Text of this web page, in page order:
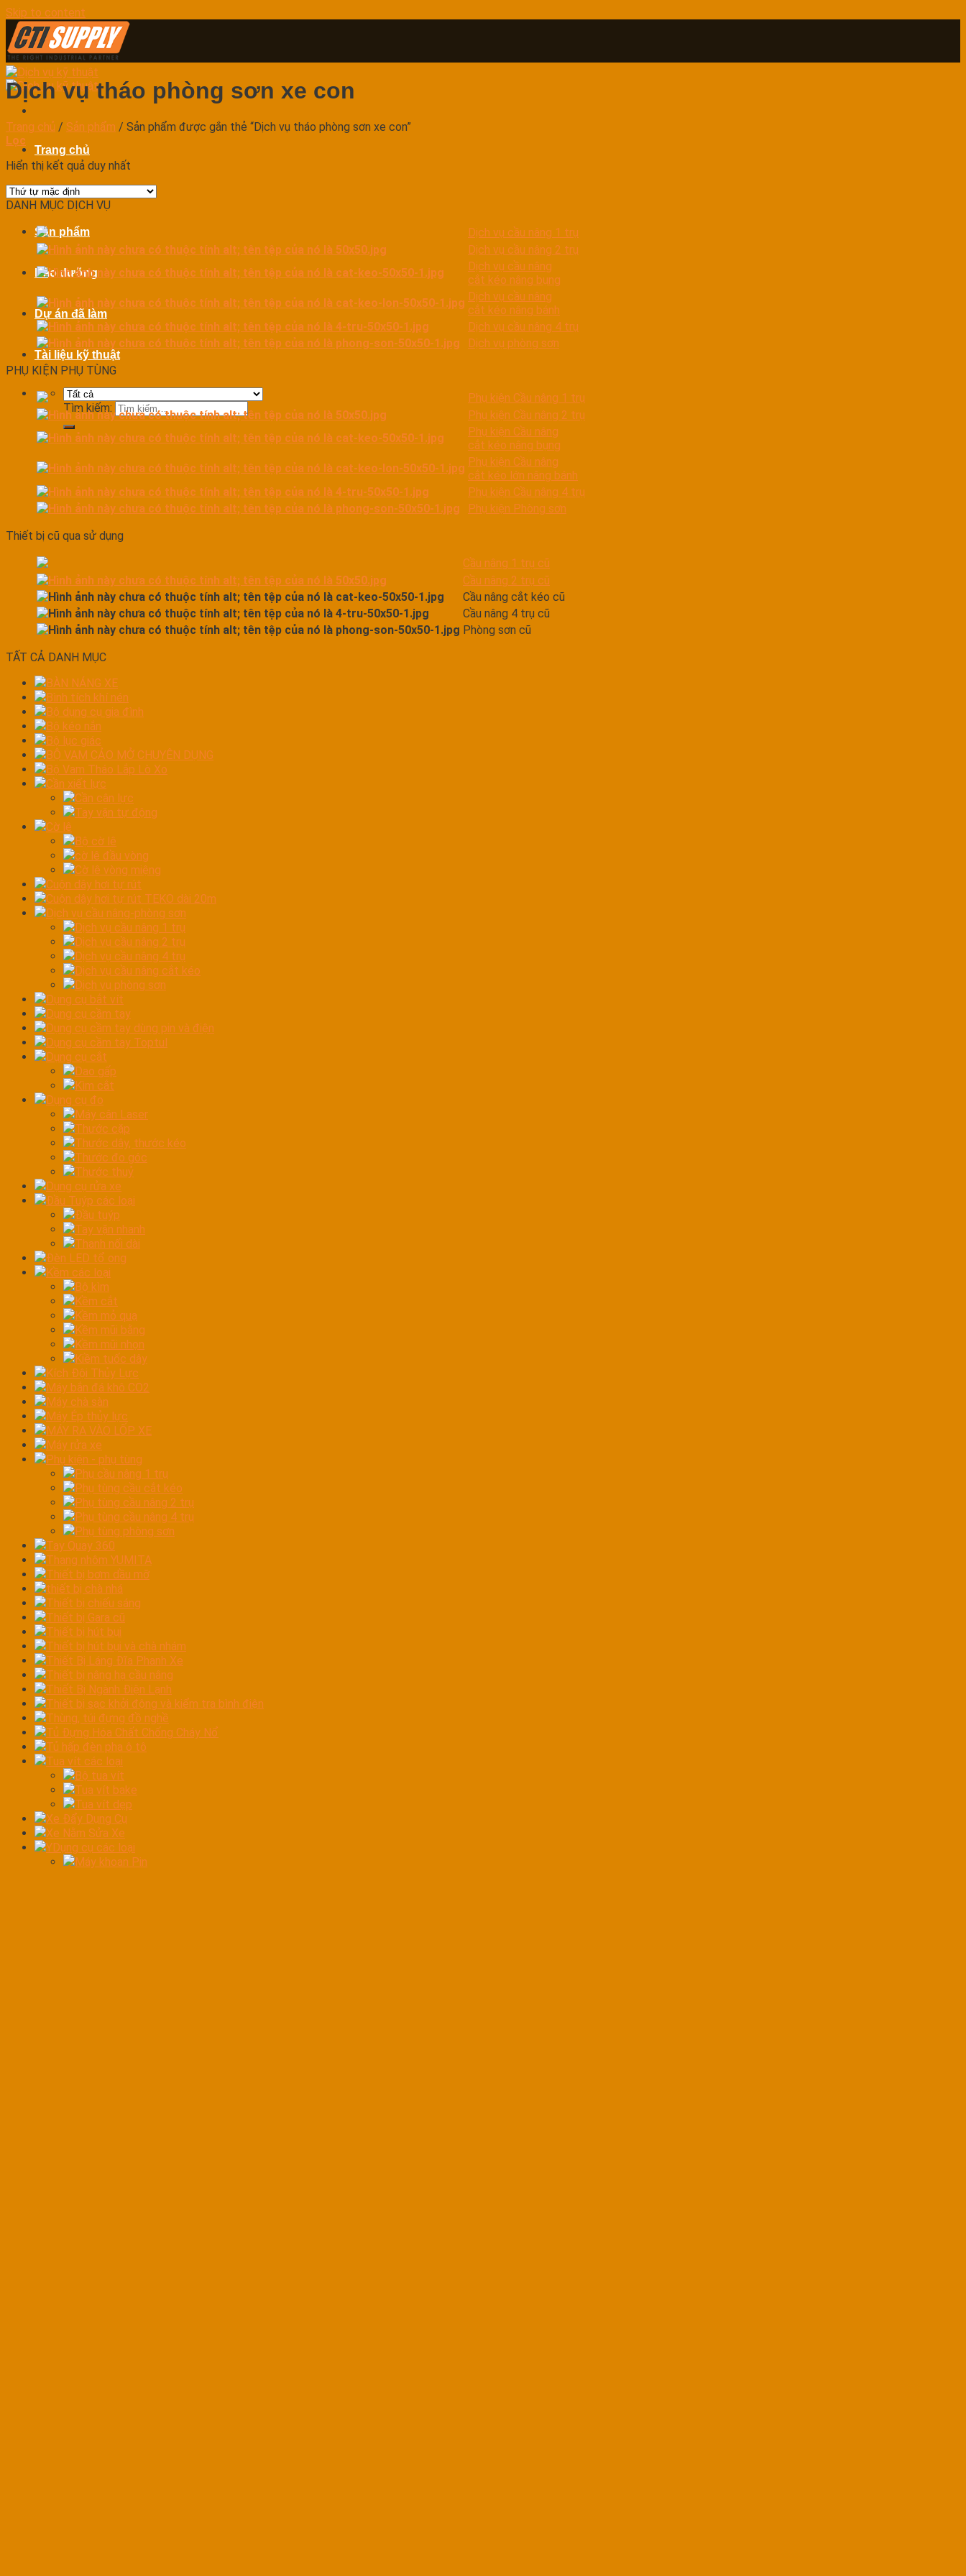
Skip to content
Trang chủ
Dịch vụ
Sản phẩm
Bảo dưỡng
Dự án đã làm
Tài liệu kỹ thuật
Tìm kiếm:
Dịch vụ tháo phòng sơn xe con
Trang chủ / Sản phẩm / Sản phẩm được gắn thẻ “Dịch vụ tháo phòng sơn xe con”
Lọc
Hiển thị kết quả duy nhất
DANH MỤC DỊCH VỤ
Dịch vụ cầu nâng 1 trụ
Dịch vụ cầu nâng 2 trụ
Dịch vụ cầu nâng
cắt kéo nâng bụng
Dịch vụ cầu nâng
cắt kéo nâng bánh
Dịch vụ cầu nâng 4 trụ
Dịch vụ phòng sơn
PHỤ KIỆN PHỤ TÙNG
Phụ kiện Cầu nâng 1 trụ
Phụ kiện Cầu nâng 2 trụ
Phụ kiện Cầu nâng
cắt kéo nâng bụng
Phụ kiện Cầu nâng
cắt kéo lớn nâng bánh
Phụ kiện Cầu nâng 4 trụ
Phụ kiện Phòng sơn
Thiết bị cũ qua sử dụng
Cầu nâng 1 trụ cũ
Cầu nâng 2 trụ cũ
Cầu nâng cắt kéo cũ
Cầu nâng 4 trụ cũ
Phòng sơn cũ
TẤT CẢ DANH MỤC
BÀN NÁNG XE
Bình tích khí nén
Bộ dụng cụ gia đình
Bộ kéo nắn
Bộ lục giác
BỘ VAM CẢO MỞ CHUYÊN DỤNG
Bộ Vam Tháo Lắp Lò Xo
Cần xiết lực
Cần cân lực
Tay vặn tự động
Cờ lê
Bộ cờ lê
cờ lê đầu vòng
Cờ lê vòng miệng
Cuộn dây hơi tự rút
Cuộn dây hơi tự rút TEKO dài 20m
Dịch vụ cầu nâng-phòng sơn
Dịch vụ cầu nâng 1 trụ
Dịch vụ cầu nâng 2 trụ
Dịch vụ cầu nâng 4 trụ
Dịch vụ cầu nâng cắt kéo
Dịch vụ phòng sơn
Dụng cụ bắt vít
Dụng cụ cầm tay
Dụng cụ cầm tay dùng pin và điện
Dụng cụ cầm tay Toptul
Dụng cụ cắt
Dao gấp
Kìm cắt
Dụng cụ đo
Máy cân Laser
Thước cặp
Thước dây, thước kéo
Thước đo góc
Thước thuỷ
Dụng cụ rửa xe
Đầu Tuýp các loại
Đầu tuýp
Tay vặn nhanh
Thanh nối dài
Đèn LED tổ ong
Kềm các loại
Bộ kìm
Kềm cắt
Kềm mỏ quạ
Kềm mũi bằng
Kềm mũi nhọn
Kiềm tuốc dây
Kích Đội Thủy Lực
Máy bắn đá khô CO2
Máy chà sàn
Máy Ép thủy lực
MÁY RA VÀO LỐP XE
Máy rửa xe
Phụ kiện - phụ tùng
Phụ cầu nâng 1 trụ
Phụ tùng cầu cắt kéo
Phụ tùng cầu nâng 2 trụ
Phụ tùng cầu nâng 4 trụ
Phụ tùng phòng sơn
Tay Quay 360
Thang nhôm YUMITA
Thiết bị bơm dầu mỡ
thiết bị chà nhá
Thiết bị chiếu sáng
Thiết bị Gara cũ
Thiết bị hút bụi
Thiết bị hút bụi và chà nhám
Thiết Bị Láng Đĩa Phanh Xe
Thiết bị nâng hạ cầu nâng
Thiết Bị Ngành Điện Lạnh
Thiết bị sạc khởi động và kiểm tra bình điện
Thùng, túi đựng đồ nghề
Tủ Đựng Hóa Chất Chống Cháy Nổ
Tủ hấp đèn pha ô tô
Tua vít các loại
Bộ tua vít
Tua vít bake
Tua vít dẹp
Xe Đẩy Dụng Cụ
Xe Nằm Sửa Xe
YDụng cụ các loại
Máy khoan Pin